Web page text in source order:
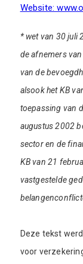
Website:
* wet van 30 juli
de afnemers
van de
alsook het KB
toepassing van
augustus 2002
sector en de
KB van 21
vastgestelde
Deze tekst
voor